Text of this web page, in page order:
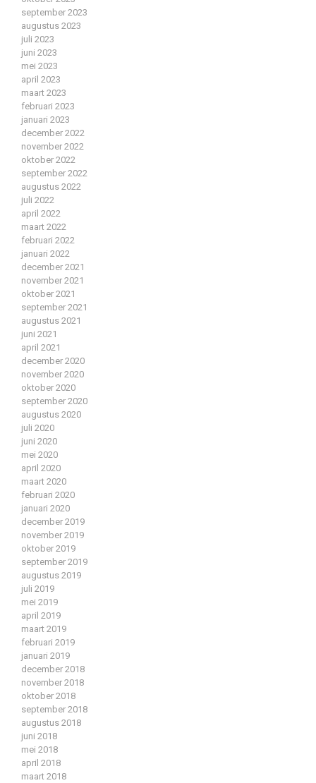
september 2023
augustus 2023
juli 2023
juni 2023
mei 2023
april 2023
maart 2023
februari 2023
januari 2023
december 2022
november 2022
oktober 2022
september 2022
augustus 2022
juli 2022
april 2022
maart 2022
februari 2022
januari 2022
december 2021
november 2021
oktober 2021
september 2021
augustus 2021
juni 2021
april 2021
december 2020
november 2020
oktober 2020
september 2020
augustus 2020
juli 2020
juni 2020
mei 2020
april 2020
maart 2020
februari 2020
januari 2020
december 2019
november 2019
oktober 2019
september 2019
augustus 2019
juli 2019
mei 2019
april 2019
maart 2019
februari 2019
januari 2019
december 2018
november 2018
oktober 2018
september 2018
augustus 2018
juni 2018
mei 2018
april 2018
maart 2018